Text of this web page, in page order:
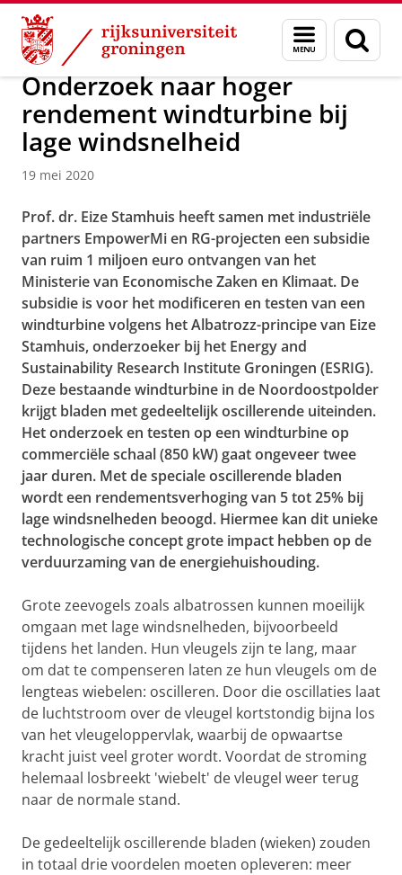
Skip
Content
Skip
Navigation
Menu
en
zoeken
Over ons Actueel Nieuws Nieuwsberichten
Onderzoek naar hoger
rendement windturbine bij
lage windsnelheid
19 mei 2020
Prof. dr. Eize Stamhuis heeft samen met industriële
partners EmpowerMi en RG-projecten een subsidie
van ruim 1 miljoen euro ontvangen van het
Ministerie van Economische Zaken en Klimaat. De
subsidie is voor het modificeren en testen van een
windturbine volgens het Albatrozz-principe van Eize
Stamhuis, onderzoeker bij het Energy and
Sustainability Research Institute Groningen (ESRIG).
Deze bestaande windturbine in de Noordoostpolder
krijgt bladen met gedeeltelijk oscillerende uiteinden.
Het onderzoek en testen op een windturbine op
commerciële schaal (850 kW) gaat ongeveer twee
jaar duren. Met de speciale oscillerende bladen
wordt een rendementsverhoging van 5 tot 25% bij
lage windsnelheden beoogd. Hiermee kan dit unieke
technologische concept grote impact hebben op de
verduurzaming van de energiehuishouding.
Grote zeevogels zoals albatrossen kunnen moeilijk
omgaan met lage windsnelheden, bijvoorbeeld
tijdens het landen. Hun vleugels zijn te lang, maar
om dat te compenseren laten ze hun vleugels om de
lengteas wiebelen: oscilleren. Door die oscillaties laat
de luchtstroom over de vleugel kortstondig bijna los
van het vleugeloppervlak, waarbij de opwaartse
kracht juist veel groter wordt. Voordat de stroming
helemaal losbreekt 'wiebelt' de vleugel weer terug
naar de normale stand.
De gedeeltelijk oscillerende bladen (wieken) zouden
in totaal drie voordelen moeten opleveren: meer